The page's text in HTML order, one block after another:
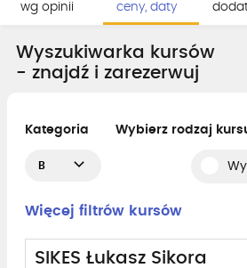
wg opinii
ceny, daty
Wyszukiwarka kursów
- znajdź i zarezerwuj
Kategoria
B
Wybierz rodzaj
Więcej filtrów kursów
SIKES Łukasz Sikora